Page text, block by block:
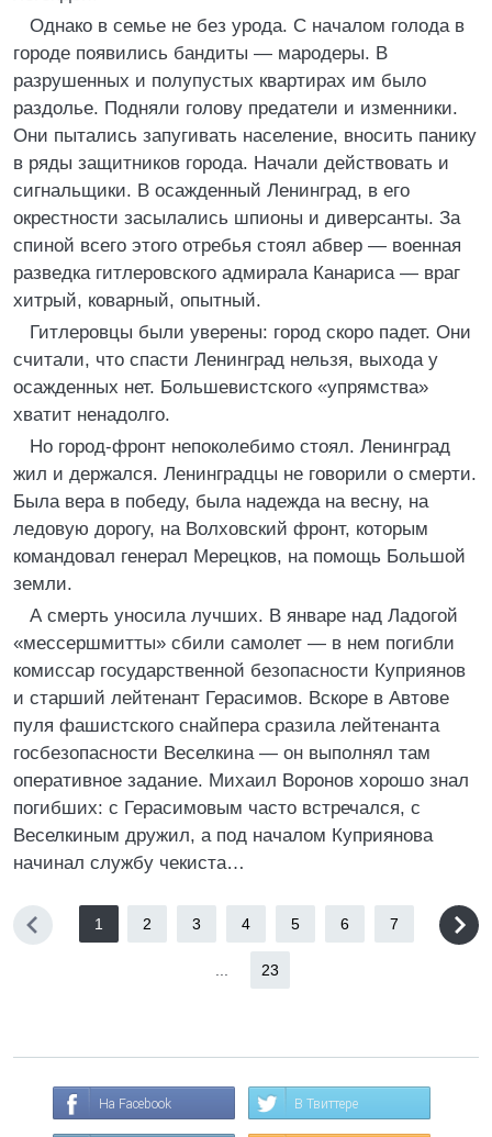
Однако в семье не без урода. С началом голода в
городе появились бандиты — мародеры. В
разрушенных и полупустых квартирах им было
раздолье. Подняли голову предатели и изменники.
Они пытались запугивать население, вносить панику
в ряды защитников города. Начали действовать и
сигнальщики. В осажденный Ленинград, в его
окрестности засылались шпионы и диверсанты. За
спиной всего этого отребья стоял абвер — военная
разведка гитлеровского адмирала Канариса — враг
хитрый, коварный, опытный.
Гитлеровцы были уверены: город скоро падет. Они
считали, что спасти Ленинград нельзя, выхода у
осажденных нет. Большевистского «упрямства»
хватит ненадолго.
Но город-фронт непоколебимо стоял. Ленинград
жил и держался. Ленинградцы не говорили о смерти.
Была вера в победу, была надежда на весну, на
ледовую дорогу, на Волховский фронт, которым
командовал генерал Мерецков, на помощь Большой
земли.
А смерть уносила лучших. В январе над Ладогой
«мессершмитты» сбили самолет — в нем погибли
комиссар государственной безопасности Куприянов
и старший лейтенант Герасимов. Вскоре в Автове
пуля фашистского снайпера сразила лейтенанта
госбезопасности Веселкина — он выполнял там
оперативное задание. Михаил Воронов хорошо знал
погибших: с Герасимовым часто встречался, с
Веселкиным дружил, а под началом Куприянова
начинал службу чекиста…
1 2 3 4 5 6 7
23
На Facebook В Твиттере